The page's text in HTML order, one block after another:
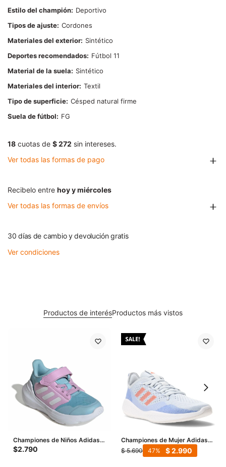
Estilo del champión
Deportivo
Tipos de ajuste Cordones
Materiales del exterior
Sintético
Deportes recomendados
Fútbol 11
Material de la suela
Sintético
Materiales del interior Textil
Tipo de superficie Césped natural firme
Suela de fútbol
FG
18 cuotas de $ 272 sin intereses.
Ver todas las formas de pago
Recibelo entre hoy y miércoles
Ver todas las formas de envíos
30 días de cambio y devolución gratis
Ver condiciones
Productos de interésProductos más vistos
Championes de Niños Adidas
Tensaur Run 2.0 - Celeste - Lila
$2.790
Championes de Mujer Adidas
Fluidflow 2.0 - Celeste - Rojo
$ 5.690 $2.990
47